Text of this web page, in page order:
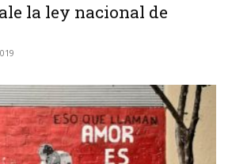
la ley nacional de